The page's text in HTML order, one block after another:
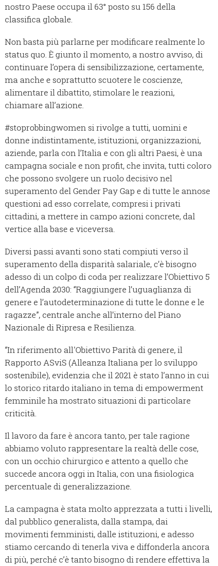
nostro Paese occupa il 63° posto su 156 della
classifica globale.
Non basta più parlarne per modificare realmente lo
status quo. È giunto il momento, a nostro avviso, di
continuare l’opera di sensibilizzazione, certamente,
ma anche e soprattutto scuotere le coscienze,
alimentare il dibattito, stimolare le reazioni,
chiamare all’azione.
#stoprobbingwomen si rivolge a tutti, uomini e
donne indistintamente, istituzioni, organizzazioni,
aziende, parla con l’Italia e con gli altri Paesi, è una
campagna sociale e non profit, che invita, tutti coloro
che possono svolgere un ruolo decisivo nel
superamento del Gender Pay Gap e di tutte le annose
questioni ad esso correlate, compresi i privati
cittadini, a mettere in campo azioni concrete, dal
vertice alla base e viceversa.
Diversi passi avanti sono stati compiuti verso il
superamento della disparità salariale, c’è bisogno
adesso di un colpo di coda per realizzare l’Obiettivo 5
dell’Agenda 2030: “Raggiungere l’uguaglianza di
genere e l’autodeterminazione di tutte le donne e le
ragazze”, centrale anche all’interno del Piano
Nazionale di Ripresa e Resilienza.
“In riferimento all'Obiettivo Parità di genere, il
Rapporto ASviS (Alleanza Italiana per lo sviluppo
sostenibile), evidenzia che il 2021 è stato l’anno in cui
lo storico ritardo italiano in tema di empowerment
femminile ha mostrato situazioni di particolare
criticità.
Il lavoro da fare è ancora tanto, per tale ragione
abbiamo voluto rappresentare la realtà delle cose,
con un occhio chirurgico e attento a quello che
succede ancora oggi in Italia, con una fisiologica
percentuale di generalizzazione.
La campagna è stata molto apprezzata a tutti i livelli,
dal pubblico generalista, dalla stampa, dai
movimenti femministi, dalle istituzioni, e adesso
stiamo cercando di tenerla viva e diffonderla ancora
di più, perché c’è tanto bisogno di rendere effettiva la